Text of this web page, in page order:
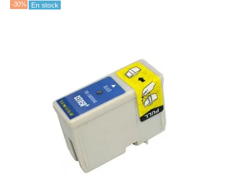
-30% En stock